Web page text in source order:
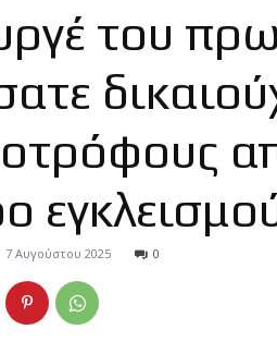
του
7 Αυγούστου 2025 0